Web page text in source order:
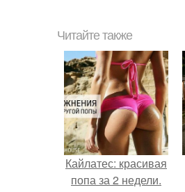
Читайте также
Кайлатес: красивая
попа за 2 недели.